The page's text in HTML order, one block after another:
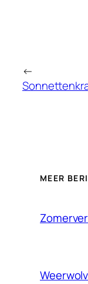
←
MEER